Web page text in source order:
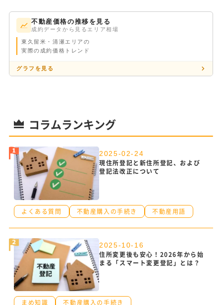
不動産価格の推移を見る
成約データから見るエリア相場
東久留米・清瀬エリアの
実際の成約価格トレンド
グラフを見る
コラムランキング
2025-02-24
現住所登記と新住所登記、および
登記法改正について
よくある質問 不動産購入の手続き 不動産用語
2025-10-16
住所変更後も安心！2026年から始
まる「スマート変更登記」とは？
まめ知識 不動産購入の手続き